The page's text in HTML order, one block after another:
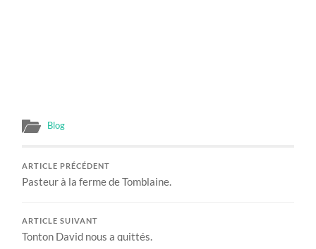
Blog
ARTICLE PRÉCÉDENT
Pasteur à la ferme de Tomblaine.
ARTICLE SUIVANT
Tonton David nous a quittés.